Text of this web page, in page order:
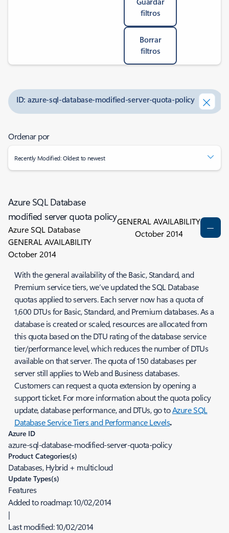
filtros
Borrar
filtros
ID: azure-sql-database-modified-server-quota-policy
Ordenar por
Recently Modified: Oldest to newest
Azure SQL Database
modified server quota policy
Azure SQL Database
GENERAL AVAILABILITY
October 2014
GENERAL AVAILABILITY
October 2014
With the general availability of the Basic, Standard, and
Premium service tiers, we’ve updated the SQL Database
quotas applied to servers. Each server now has a quota of
1,600 DTUs for Basic, Standard, and Premium databases. As a
database is created or scaled, resources are allocated from
this quota based on the DTU rating of the database service
tier/performance level, which reduces the number of DTUs
available on that server. The quota of 150 databases per
server still applies to Web and Business databases.
Customers can request a quota extension by opening a
support ticket. For more information about the quota policy
update, database performance, and DTUs, go toAzure SQL
Database Service Tiers and Performance Levels.
Azure ID
azure-sql-database-modified-server-quota-policy
Product Categories(s)
Databases, Hybrid + multicloud
Update Types(s)
Features
Added to roadmap:10/02/2014
|
Last modified:10/02/2014